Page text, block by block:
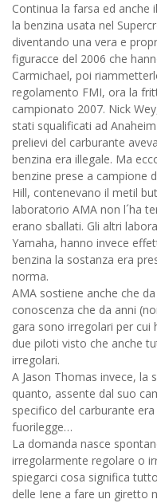
Continua la farsa ed anche
la benzina usata nel
diventando una vera e
figuracce del 2006 che
Carmichael, poi
regolamento FMI, ora la
campionato 2007. Nick
stati squalificati ad
prelievi del carburante
benzina era illegale. Ma
benzine prese a campione
Hill, contenevano il metil
laboratorio AMA non l´ha
erano sballati. Gli altri
Yamaha, hanno invece
benzina la sostanza era
norma.
AMA sostiene anche che
conoscenza che da anni
gara sono irregolari per cui
due piloti visto che anche
irregolari.
A Jason Thomas invece, la
quanto, assente dal suo
specifico del carburante
fuorilegge…
La domanda nasce
irregolarmente regolare o
spiegarci cosa significa
delle Iene a fare un giretto